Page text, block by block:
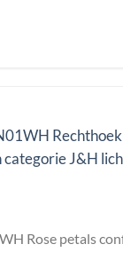
Rose petals